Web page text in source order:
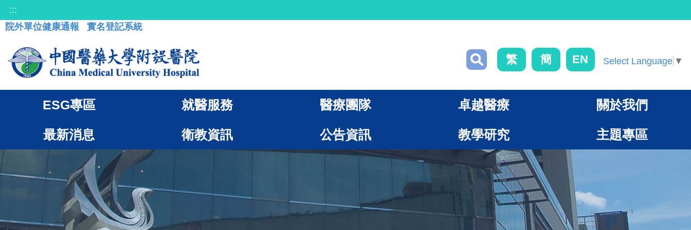
:::
院外單位健康通報
實名登記系統
繁 簡 EN Select Language ▼
ESG專區 就醫服務 醫療團隊 卓越醫療 關於我們
最新消息 衛教資訊 公告資訊 教學研究 主題專區